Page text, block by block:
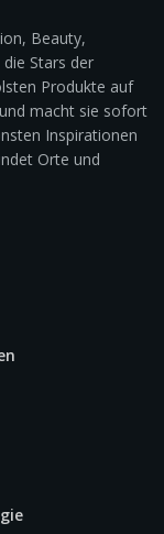
Beauty,
Stars der
Produkte auf
macht sie sofort
Inspirationen
Orte und